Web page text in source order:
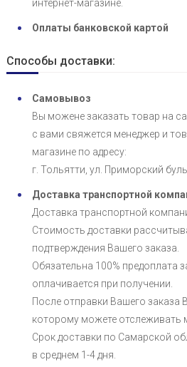
интернет-магазине.
Оплаты банковской картой
Способы доставки:
Самовывоз
Вы можене заказать товар на
с вами свяжется менеджер и
магазине по адресу:
г. Тольятти, ул. Приморский
Доставка транспортной
Доставка транспортной
Стоимость доставки
подтверждения Вашего заказа.
Обязательна 100% предоплата
оплачивается при получении.
После отправки Вашего заказа
которому можете отслеживать
Срок доставки по Самарской
в среднем 1-4 дня.